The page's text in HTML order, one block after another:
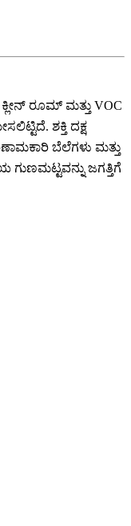
ರೂಮ್ ಮತ್ತು VOC
ಶಕ್ತಿ ದಕ್ಷ
ಬೆಲೆಗಳು ಮತ್ತು
ಜಗತ್ತಿಗೆ